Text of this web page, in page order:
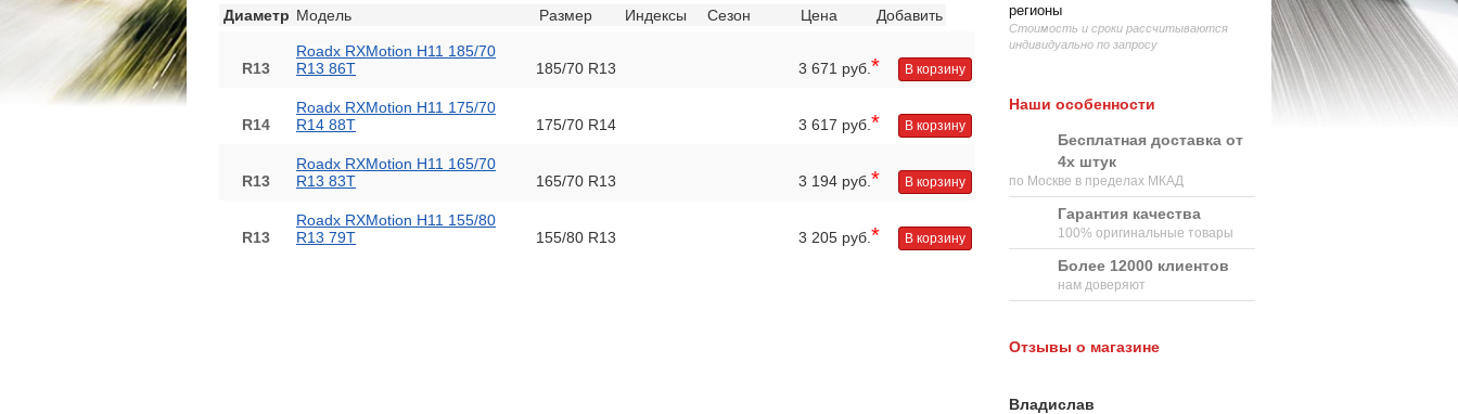
Диаметр Модель Размер Индексы Сезон Цена Добавить
R13
Roadx RXMotion H11 185/70
R13 86T
185/70 R13 3 671 руб. * В корзину
R14
Roadx RXMotion H11 175/70
R14 88T
175/70 R14 3 617 руб. * В корзину
R13
Roadx RXMotion H11 165/70
R13 83T
165/70 R13 3 194 руб. * В корзину
R13
Roadx RXMotion H11 155/80
R13 79T
155/80 R13 3 205 руб. * В корзину
регионы
Стоимость и сроки рассчитываются
индивидуально по запросу
Наши особенности
Бесплатная доставка от
4х штук
по Москве в пределах МКАД
Гарантия качества
100% оригинальные товары
Более 12000 клиентов
нам доверяют
Отзывы о магазине
Владислав